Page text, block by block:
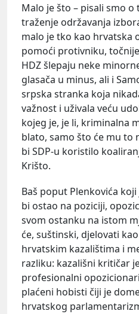
Malo je što – pisali smo o
traženje održavanja
malo je tko kao hrvatska
pomoći protivniku,
HDZ šlepaju neke
glasača u minus, ali i
srpska stranka koja
važnost i uživala veću
kojeg je, je li, kriminalna
blato, samo što će mu
bi SDP-u koristilo
Krišto.
Baš poput Plenkovića
bi ostao na poziciji,
svom ostanku na istom
će, suštinski, djelovati
hrvatskim kazalištima i
razliku: kazališni kritičar
profesionalni
plaćeni hobisti čiji je
hrvatskog